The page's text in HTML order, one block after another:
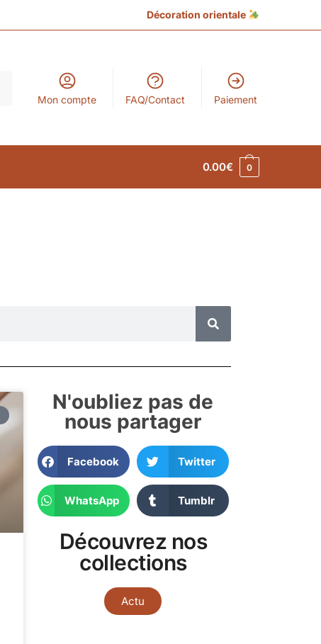
Décoration orientale
Mon compte FAQ/Contact Paiement
0.00€ 0
N'oubliez pas de
nous partager
Facebook Twitter
WhatsApp Tumblr
Découvrez nos
collections
Actu